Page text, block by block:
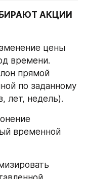
АКЦИИ
цены
времени.
прямой
по заданному
лет, недель).
временной